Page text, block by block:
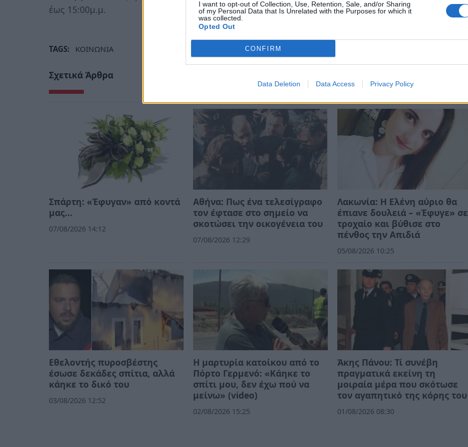
I want to opt-out of Collection, Use, Retention, Sale, and/or Sharing
of my Personal Data that Is Unrelated with the Purposes for which it
was collected.
Opted Out
CONFIRM
Data Deletion Data Access Privacy Policy
έως 15:00μ.μ.
TAGS: ΚΟΙΝΩΝΙΑ
Σχετικά Άρθρα
Σπάρτη: «Έφυγαν» από κοντά
μας…
07/08/2026 14:12
Αθήνα: Πως ένα τελεσίγραφο
τον έφτασε στο σημείο να
σκοτώσει την οικογένεια του
07/08/2026 12:29
Λακωνία: Η Ελένη αύριο θα
έπιανε δουλειά – «Έφυγε» σε
τροχαίο και βύθισε στο
πένθος την Απιδιά
05/08/2026 10:25
Εθελοντής πυροσβέστης
έσωσε δεκάδες σπίτια, αλλά
κάηκε το δικό του
03/08/2026 12:52
Η μαρτυρία κατοίκου από το
Πόρτο Γερμενό: «Κάηκε το
σπίτι μου, δεν έχω πού να
μείνω» (video)
02/08/2026 15:25
Άκης Πάνου: Τί συνέβη
πραγματικά εκείνη τη
μοιραία μέρα που σκότωσε
τον αγαπητικό της κόρης του
01/08/2026 08:30